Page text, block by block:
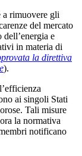
rimuovere gli
del mercato
e
in materia di
la direttiva
).
ai singoli Stati
Tali misure
la normativa
notificano